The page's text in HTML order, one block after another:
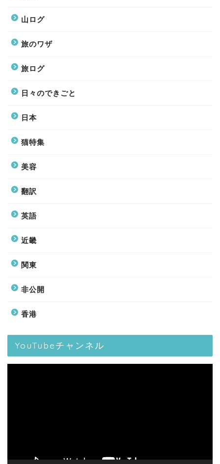
山ログ
旅のワザ
旅ログ
日々のできごと
日本
猫特集
美容
翻訳
英語
近畿
関東
非公開
香港
YouTubeチャンネル